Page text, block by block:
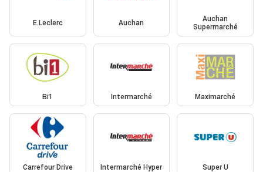
E.Leclerc Auchan
Auchan
Supermarché
Bi1 Intermarché Maximarché
Carrefour Drive Intermarché Hyper Super U